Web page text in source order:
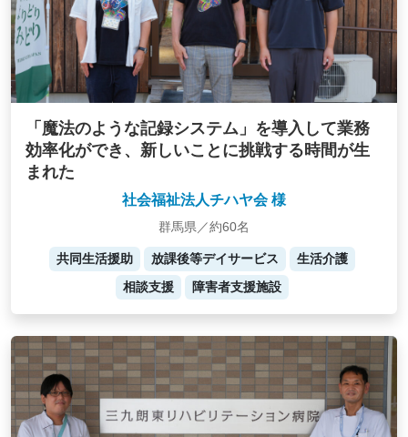
「魔法のような記録システム」を導入して業務
効率化ができ、新しいことに挑戦する時間が生
まれた
社会福祉法人チハヤ会 様
群馬県／約60名
共同生活援助 放課後等デイサービス
生活介護
相談支援
障害者支援施設